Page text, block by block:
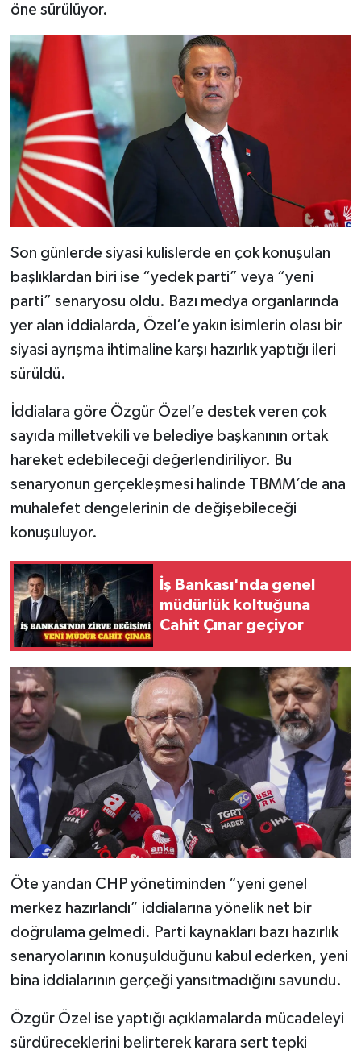
öne sürülüyor.
Son günlerde siyasi kulislerde en çok konuşulan
başlıklardan biri ise “yedek parti” veya “yeni
parti” senaryosu oldu. Bazı medya organlarında
yer alan iddialarda, Özel’e yakın isimlerin olası bir
siyasi ayrışma ihtimaline karşı hazırlık yaptığı ileri
sürüldü.
İddialara göre Özgür Özel’e destek veren çok
sayıda milletvekili ve belediye başkanının ortak
hareket edebileceği değerlendiriliyor. Bu
senaryonun gerçekleşmesi halinde TBMM’de ana
muhalefet dengelerinin de değişebileceği
konuşuluyor.
İş Bankası'nda genel
müdürlük koltuğuna
Cahit Çınar geçiyor
Öte yandan CHP yönetiminden “yeni genel
merkez hazırlandı” iddialarına yönelik net bir
doğrulama gelmedi. Parti kaynakları bazı hazırlık
senaryolarının konuşulduğunu kabul ederken, yeni
bina iddialarının gerçeği yansıtmadığını savundu.
Özgür Özel ise yaptığı açıklamalarda mücadeleyi
sürdüreceklerini belirterek karara sert tepki